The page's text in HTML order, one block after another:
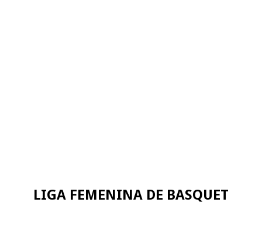
LIGA FEMENINA DE BASQUET